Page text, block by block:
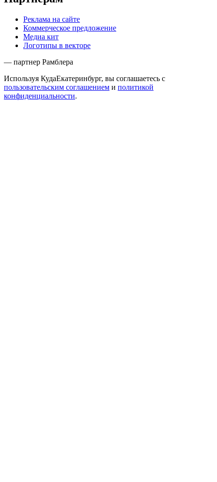
Реклама на сайте
Коммерческое предложение
Медиа кит
Логотипы в векторе
— партнер Рамблера
Используя КудаЕкатеринбург, вы соглашаетесь с
пользовательским соглашением и политикой
конфиденциальности.